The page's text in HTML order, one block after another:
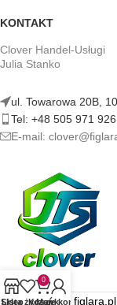
KONTAKT
Clover Handel-Usługi
Julia Stanko
ul. Towarowa 20B,
Tel: +48 505 971 926
E-mail:
Sklep
Lista życzeń
0
Koszyk
Moje konto